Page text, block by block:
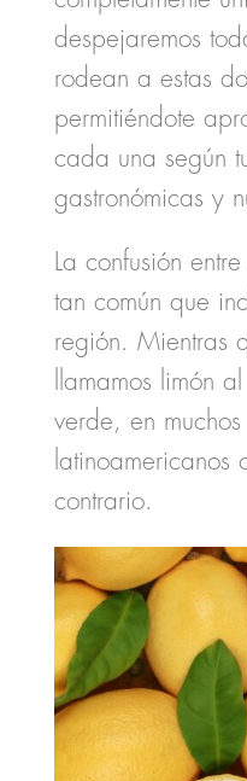
despejaremos
rodean a estas
permitiéndote
cada una según
gastronómicas y
La confusión
tan común que
región. Mientras
llamamos limón
verde, en
latinoamericanos
contrario.